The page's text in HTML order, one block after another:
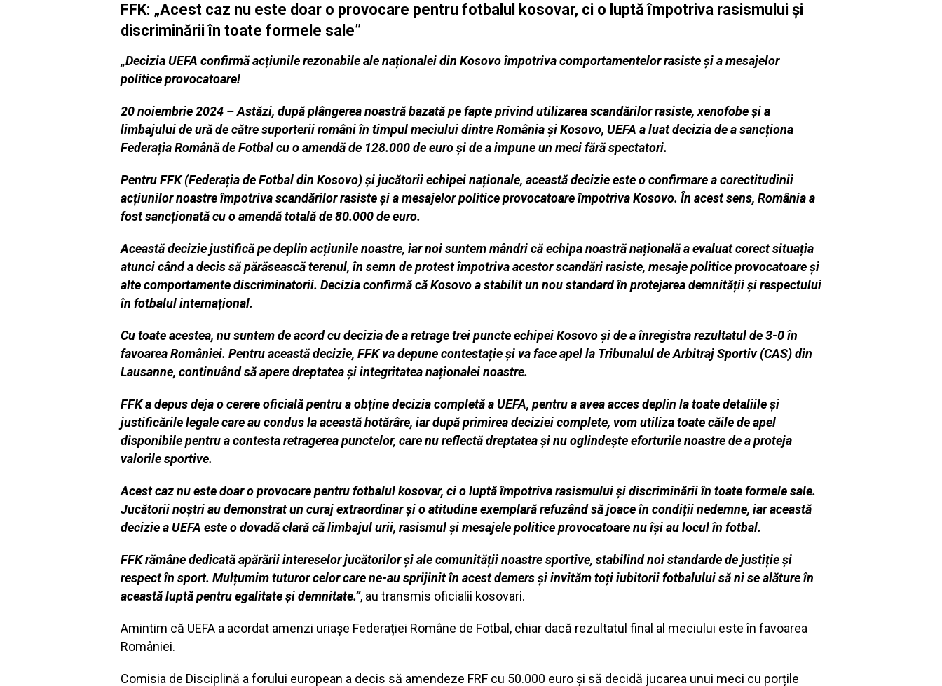
FFK: „Acest caz nu este doar o provocare pentru fotbalul kosovar, ci o luptă împotriva rasismului și
discriminării în toate formele sale”
„Decizia UEFA confirmă acțiunile rezonabile ale naționalei din Kosovo împotriva comportamentelor rasiste și a mesajelor
politice provocatoare!
20 noiembrie 2024 – Astăzi, după plângerea noastră bazată pe fapte privind utilizarea scandărilor rasiste, xenofobe și a
limbajului de ură de către suporterii români în timpul meciului dintre România și Kosovo, UEFA a luat decizia de a sancționa
Federația Română de Fotbal cu o amendă de 128.000 de euro și de a impune un meci fără spectatori.
Pentru FFK (Federația de Fotbal din Kosovo) și jucătorii echipei naționale, această decizie este o confirmare a corectitudinii
acțiunilor noastre împotriva scandărilor rasiste și a mesajelor politice provocatoare împotriva Kosovo. În acest sens, România a
fost sancționată cu o amendă totală de 80.000 de euro.
Această decizie justifică pe deplin acțiunile noastre, iar noi suntem mândri că echipa noastră națională a evaluat corect situația
atunci când a decis să părăsească terenul, în semn de protest împotriva acestor scandări rasiste, mesaje politice provocatoare și
alte comportamente discriminatorii. Decizia confirmă că Kosovo a stabilit un nou standard în protejarea demnității și respectului
în fotbalul internațional.
Cu toate acestea, nu suntem de acord cu decizia de a retrage trei puncte echipei Kosovo și de a înregistra rezultatul de 3-0 în
favoarea României. Pentru această decizie, FFK va depune contestație și va face apel la Tribunalul de Arbitraj Sportiv (CAS) din
Lausanne, continuând să apere dreptatea și integritatea naționalei noastre.
FFK a depus deja o cerere oficială pentru a obține decizia completă a UEFA, pentru a avea acces deplin la toate detaliile și
justificările legale care au condus la această hotărâre, iar după primirea deciziei complete, vom utiliza toate căile de apel
disponibile pentru a contesta retragerea punctelor, care nu reflectă dreptatea și nu oglindește eforturile noastre de a proteja
valorile sportive.
Acest caz nu este doar o provocare pentru fotbalul kosovar, ci o luptă împotriva rasismului și discriminării în toate formele sale.
Jucătorii noștri au demonstrat un curaj extraordinar și o atitudine exemplară refuzând să joace în condiții nedemne, iar această
decizie a UEFA este o dovadă clară că limbajul urii, rasismul și mesajele politice provocatoare nu își au locul în fotbal.
FFK rămâne dedicată apărării intereselor jucătorilor și ale comunității noastre sportive, stabilind noi standarde de justiție și
respect în sport. Mulțumim tuturor celor care ne-au sprijinit în acest demers și invităm toți iubitorii fotbalului să ni se alăture în
această luptă pentru egalitate și demnitate.”, au transmis oficialii kosovari.
Amintim că UEFA a acordat amenzi uriașe Federației Române de Fotbal, chiar dacă rezultatul final al meciului este în favoarea
României.
Comisia de Disciplină a forului european a decis să amendeze FRF cu 50.000 euro și să decidă jucarea unui meci cu porțile